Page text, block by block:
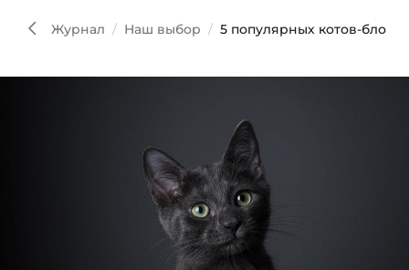
Журнал Наш выбор 5 популярных котов-